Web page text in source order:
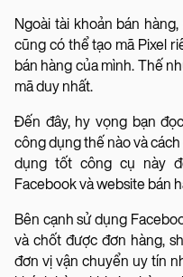
Ngoài tài khoản bán
cũng có thể tạo mã Pixel
bán hàng của mình. Thế
mã duy nhất.
Đến đây, hy vọng bạn
công dụng thế nào và cách
dụng tốt công cụ này
Facebook và website bán
Bên cạnh sử dụng
và chốt được đơn hàng,
đơn vị vận chuyển uy tín